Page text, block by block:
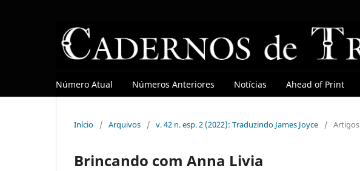
Número Atual Números Anteriores Notícias Ahead of Print
Início / Arquivos / v. 42 n. esp. 2 (2022): Traduzindo James Joyce / Artigos
Brincando com Anna Livia